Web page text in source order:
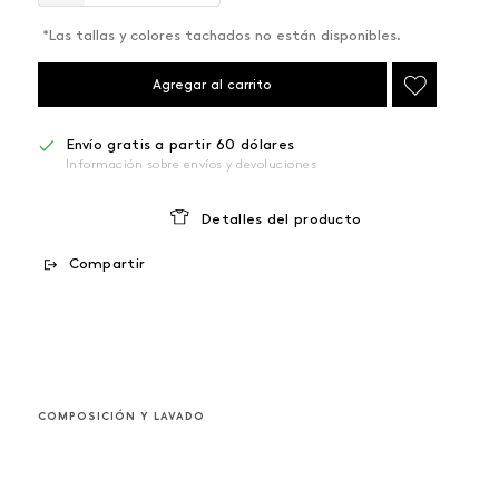
*Las tallas y colores tachados no están disponibles.
Agregar al carrito
Envío gratis a partir 60 dólares
Información sobre envíos y devoluciones
Detalles del producto
Compartir
COMPOSICIÓN Y LAVADO